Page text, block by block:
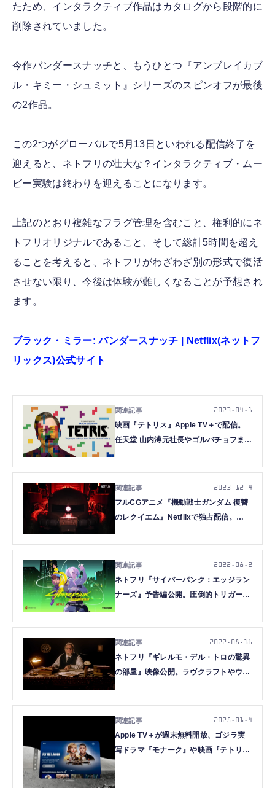
たため、インタラクティブ作品はカタログから段階的に
削除されていました。
今作バンダースナッチと、もうひとつ『アンブレイカブ
ル・キミー・シュミット』シリーズのスピンオフが最後
の2作品。
この2つがグローバルで5月13日といわれる配信終了を
迎えると、ネトフリの壮大な？インタラクティブ・ムー
ビー実験は終わりを迎えることになります。
上記のとおり複雑なフラグ管理を含むこと、権利的にネ
トフリオリジナルであること、そして総計5時間を超え
ることを考えると、ネトフリがわざわざ別の形式で復活
させない限り、今後は体験が難しくなることが予想され
ます。
ブラック・ミラー: バンダースナッチ | Netflix(ネットフ
リックス)公式サイト
映画『テトリス』Apple TV＋で配信。
任天堂 山内溥元社長やゴルバチョフまで
く。セガの悲劇の元も
2023.04.1
フルCGアニメ『機動戦士ガンダム 復讐
のレクイエム』Netflixで独占配信。
く
2023.12.4
ネトフリ『サイバーパンク：エッジラン
ナーズ』予告編公開。圧倒的トリガー、
2022.08.2
ネトフリ『ギレルモ・デル・トロの驚異
の部屋』映像公開。ラヴクラフトやウィ
ンソロ
2022.08.16
Apple TV＋が週末無料開放、ゴジラ実
写ドラマ『モナーク』や映画『テトリ
2025.01.4